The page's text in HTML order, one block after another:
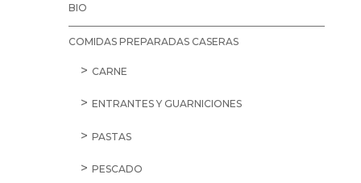
BIO
COMIDAS PREPARADAS CASERAS
CARNE
ENTRANTES Y GUARNICIONES
PASTAS
PESCADO